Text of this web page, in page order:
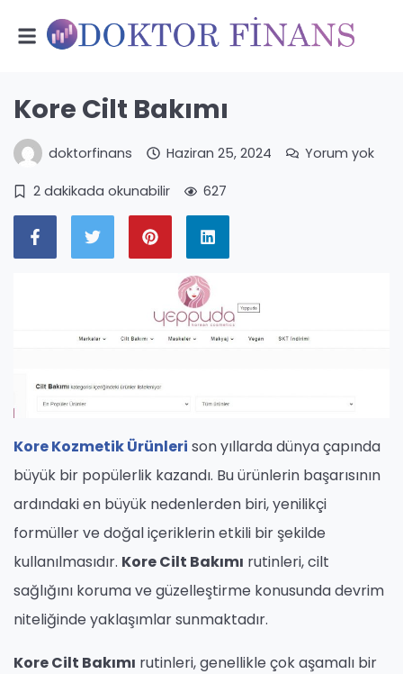
Kore Cilt Bakımı
doktorfinans Haziran 25, 2024 Yorum yok
2 dakikada okunabilir 627
Kore Kozmetik Ürünleri son yıllarda dünya çapında
büyük bir popülerlik kazandı. Bu ürünlerin başarısının
ardındaki en büyük nedenlerden biri, yenilikçi
formüller ve doğal içeriklerin etkili bir şekilde
kullanılmasıdır. Kore Cilt Bakımı rutinleri, cilt
sağlığını koruma ve güzelleştirme konusunda devrim
niteliğinde yaklaşımlar sunmaktadır.
Kore Cilt Bakımı rutinleri, genellikle çok aşamalı bir